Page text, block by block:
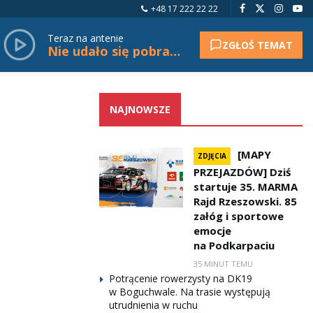
+48 17 222 22 22
Teraz na antenie
Nie udało się pobrać tytułu. ZGŁOŚ TEMAT
NAJNOWSZE
ZDJĘCIA
[MAPY
PRZEJAZDÓW] Dziś
startuje 35. MARMA
Rajd Rzeszowski. 85
załóg i sportowe
emocje
na Podkarpaciu
35 MINUT TEMU
Potrącenie rowerzysty na DK19
w Boguchwale. Na trasie występują
utrudnienia w ruchu